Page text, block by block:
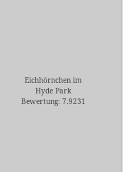
Eichhörnchen im
Hyde Park
Bewertung: 7.9231